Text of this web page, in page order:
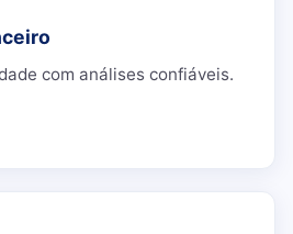
com análises confiáveis.